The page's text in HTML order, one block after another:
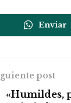
Enviar
post
«Humildes,